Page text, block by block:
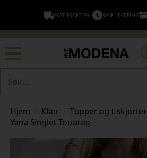
FAST FRAKT 99,- RASK LEVERING
Hjem Klær Topper og t-skjorter
Yana Singlet Touareg